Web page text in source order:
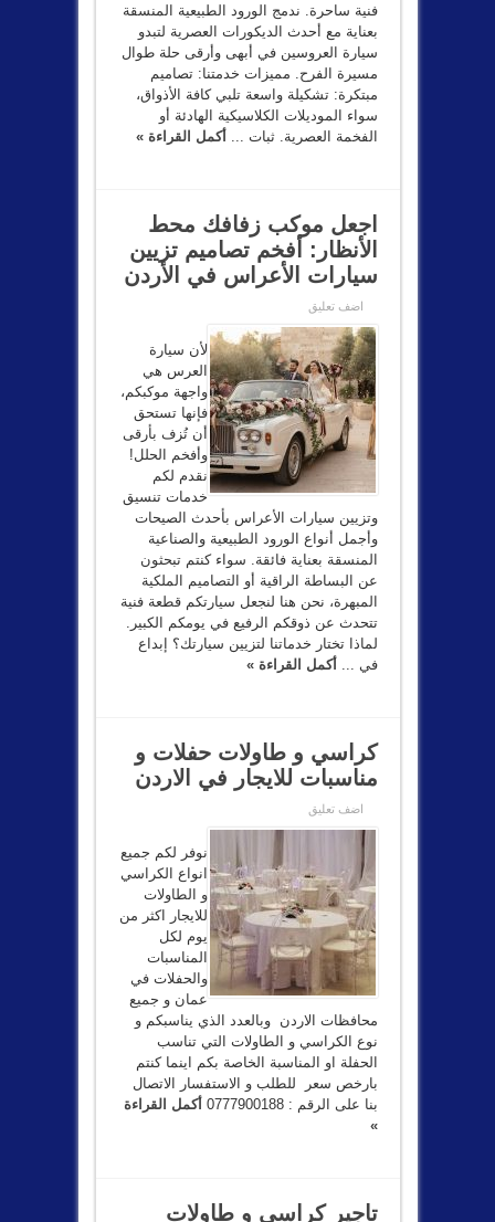
فنية ساحرة. ندمج الورود الطبيعية المنسقة
بعناية مع أحدث الديكورات العصرية لتبدو
سيارة العروسين في أبهى وأرقى حلة طوال
مسيرة الفرح. مميزات خدمتنا: تصاميم
مبتكرة: تشكيلة واسعة تلبي كافة الأذواق،
سواء الموديلات الكلاسيكية الهادئة أو
الفخمة العصرية. ثبات ... أكمل القراءة »
اجعل موكب زفافك محط
الأنظار: أفخم تصاميم تزيين
سيارات الأعراس في الأردن
اضف تعليق
لأن سيارة
العرس هي
واجهة موكبكم،
فإنها تستحق
أن تُزف بأرقى
وأفخم الحلل!
نقدم لكم
خدمات تنسيق
وتزيين سيارات الأعراس بأحدث الصيحات
وأجمل أنواع الورود الطبيعية والصناعية
المنسقة بعناية فائقة. سواء كنتم تبحثون
عن البساطة الراقية أو التصاميم الملكية
المبهرة، نحن هنا لنجعل سيارتكم قطعة فنية
تتحدث عن ذوقكم الرفيع في يومكم الكبير.
لماذا تختار خدماتنا لتزيين سيارتك؟ إبداع
في ... أكمل القراءة »
كراسي و طاولات حفلات و
مناسبات للايجار في الاردن
اضف تعليق
نوفر لكم جميع
انواع الكراسي
و الطاولات
للايجار اكثر من
يوم لكل
المناسبات
والحفلات في
عمان و جميع
محافظات الاردن وبالعدد الذي يناسبكم و
نوع الكراسي و الطاولات التي تناسب
الحفلة او المناسبة الخاصة بكم اينما كنتم
بارخص سعر للطلب و الاستفسار الاتصال
بنا على الرقم : 0777900188
أكمل القراءة
»
تاجير كراسي و طاولات